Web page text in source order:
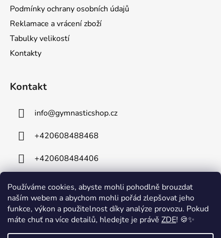
Používáme cookies, abyste mohli pohodlně brouzdat
naším webem a abychom mohli pořád zlepšovat jeho
funkce, výkon a použitelnost díky analýze provozu. Pokud
máte chuť na více detailů, hledejte je právě ZDE! 🍪✨
Podmínky ochrany osobních údajů
Reklamace a vrácení zboží
Tabulky velikostí
Kontakty
Kontakt
info@gymnasticshop.cz
+420608488468
+420608484406